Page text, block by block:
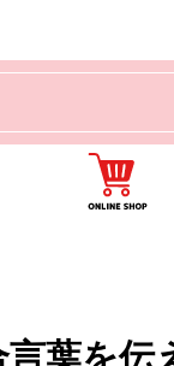
葉を伝